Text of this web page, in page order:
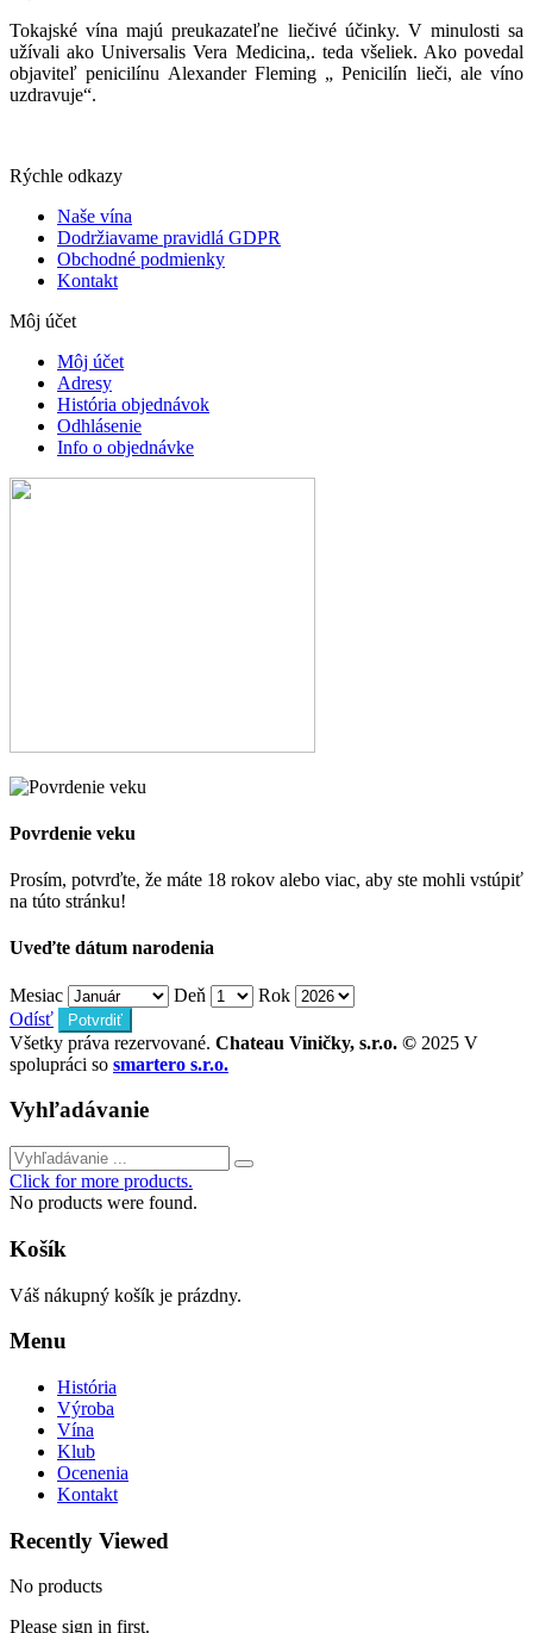
Tokajské vína majú preukazateľne liečivé účinky. V minulosti sa
užívali ako Universalis Vera Medicina,. teda všeliek. Ako povedal
objaviteľ penicilínu Alexander Fleming „ Penicilín lieči, ale víno
uzdravuje“.
Rýchle odkazy
Naše vína
Dodržiavame pravidlá GDPR
Obchodné podmienky
Kontakt
Môj účet
Môj účet
Adresy
História objednávok
Odhlásenie
Info o objednávke
Povrdenie veku
Prosím, potvrďte, že máte 18 rokov alebo viac, aby ste mohli vstúpiť
na túto stránku!
Uveďte dátum narodenia
Mesiac Deň
Rok
Odísť
Potvrdiť
Všetky práva rezervované. Chateau Viničky, s.r.o. © 2025 V
spolupráci so smartero s.r.o.
Vyhľadávanie
Click for more products.
No products were found.
Košík
Váš nákupný košík je prázdny.
Menu
História
Výroba
Vína
Klub
Ocenenia
Kontakt
Recently Viewed
No products
Please sign in first.